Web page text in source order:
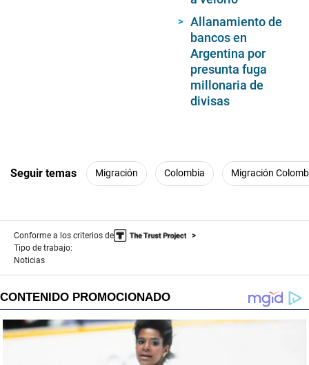
Allanamiento de
bancos en
Argentina por
presunta fuga
millonaria de
divisas
Seguir temas Migración Colombia Migración
Conforme a los criterios de
Tipo de trabajo:
Noticias